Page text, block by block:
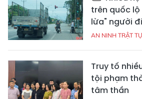
trên quốc lộ
lừa" người
AN NINH TRẬT TỰ
Truy tố
tội phạm
tâm thần